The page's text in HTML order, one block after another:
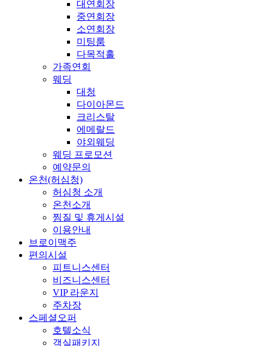
대연회장
중연회장
소연회장
미팅룸
다목적홀
가족연회
웨딩
대청
다이아몬드
크리스탈
에메랄드
야외웨딩
웨딩 프로모션
예약문의
온천(허심청)
허심청 소개
온천소개
찜질 및 휴게시설
이용안내
브로이맥주
편의시설
피트니스센터
비즈니스센터
VIP 라운지
주차장
스페셜오퍼
호텔소식
객실패키지